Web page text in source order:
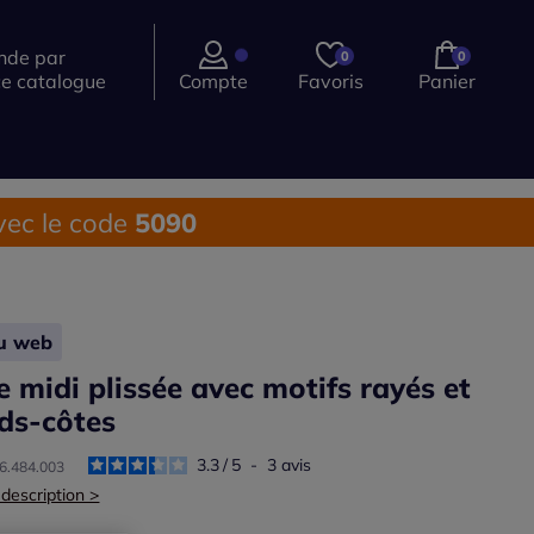
par
catalogue
Compte
0
Favoris
0
Panier
le code 5090
web
midi plissée avec motifs rayés et
côtes
3.3/ 5 - 3avis
>